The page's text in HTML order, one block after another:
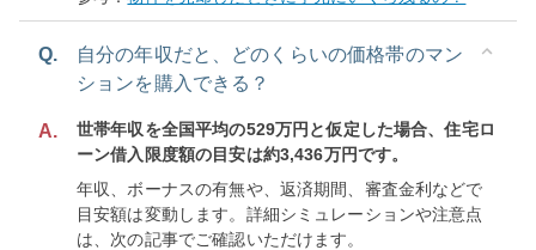
Q.
自分の年収だと、どのくらいの価格帯のマン
ションを購入できる？
A.
世帯年収を全国平均の529万円と仮定した場合、住宅ロ
ーン借入限度額の目安は約3,436万円です。
年収、ボーナスの有無や、返済期間、審査金利などで
目安額は変動します。詳細シミュレーションや注意点
は、次の記事でご確認いただけます。